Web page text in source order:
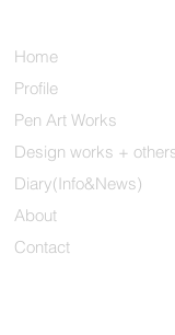
Home
Profile
Pen Art Works
Design works +
Diary(Info&News)
About
Contact